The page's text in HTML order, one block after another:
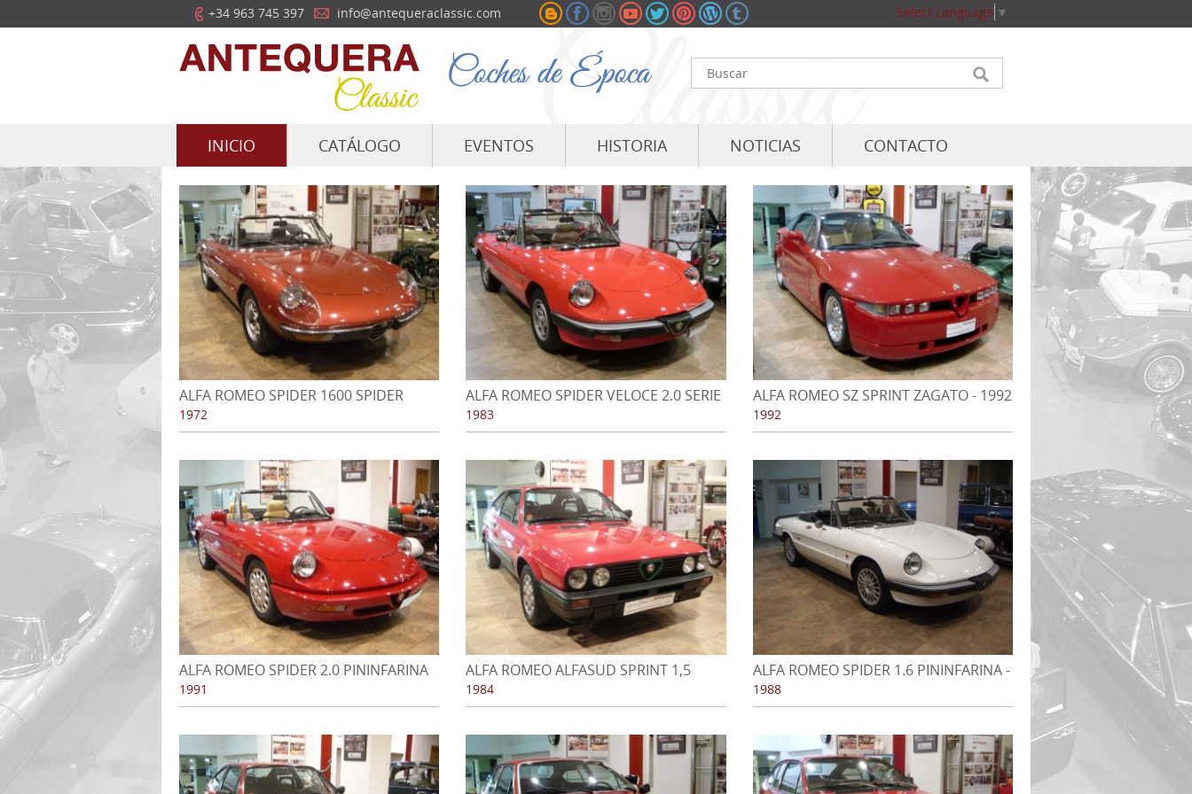
+34 963 745 397 info@antequeraclassic.com Select Language ▼
INICIO CATÁLOGO EVENTOS HISTORIA NOTICIAS CONTACTO
ALFA ROMEO SPIDER 1600 SPIDER
JUNIOR - 1972
1972
ALFA ROMEO SPIDER VELOCE 2.0 SERIE
3 - AÑO 1983
1983
ALFA ROMEO SZ SPRINT ZAGATO - 1992
1992
ALFA ROMEO SPIDER 2.0 PININFARINA
S4 - 1991
1991
ALFA ROMEO ALFASUD SPRINT 1,5
QUADRIFOGLIO VERDE
1984
ALFA ROMEO SPIDER 1.6 PININFARINA -
1988
1988